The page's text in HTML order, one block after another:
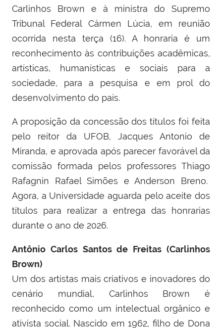
Carlinhos Brown e à ministra do Supremo
Tribunal Federal Cármen Lúcia, em reunião
ocorrida nesta terça (16). A honraria é um
reconhecimento às contribuições acadêmicas,
artísticas, humanísticas e sociais para a
sociedade, para a pesquisa e em prol do
desenvolvimento do país.
A proposição da concessão dos títulos foi feita
pelo reitor da UFOB, Jacques Antonio de
Miranda, e aprovada após parecer favorável da
comissão formada pelos professores Thiago
Rafagnin Rafael Simões e Anderson Breno.
Agora, a Universidade aguarda pelo aceite dos
títulos para realizar a entrega das honrarias
durante o ano de 2026.
Antônio Carlos Santos de Freitas (Carlinhos
Brown)
Um dos artistas mais criativos e inovadores do
cenário mundial, Carlinhos Brown é
reconhecido como um intelectual orgânico e
ativista social. Nascido em 1962, filho de Dona